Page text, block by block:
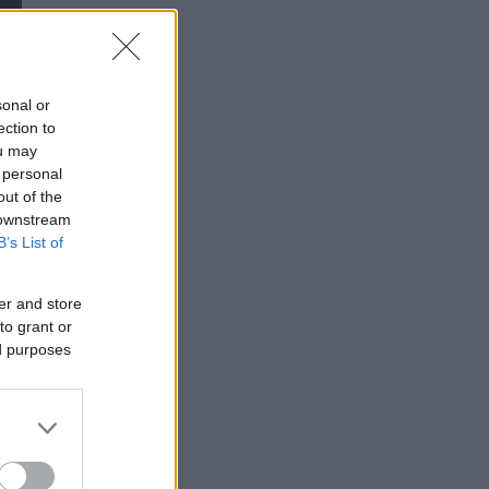
or
to
may
of the
List of
and store
grant or
purposes